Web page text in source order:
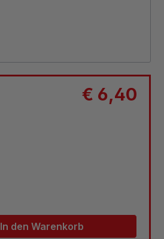
€ 6,40
In den Warenkorb